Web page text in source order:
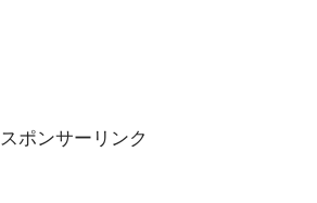
スポンサーリンク